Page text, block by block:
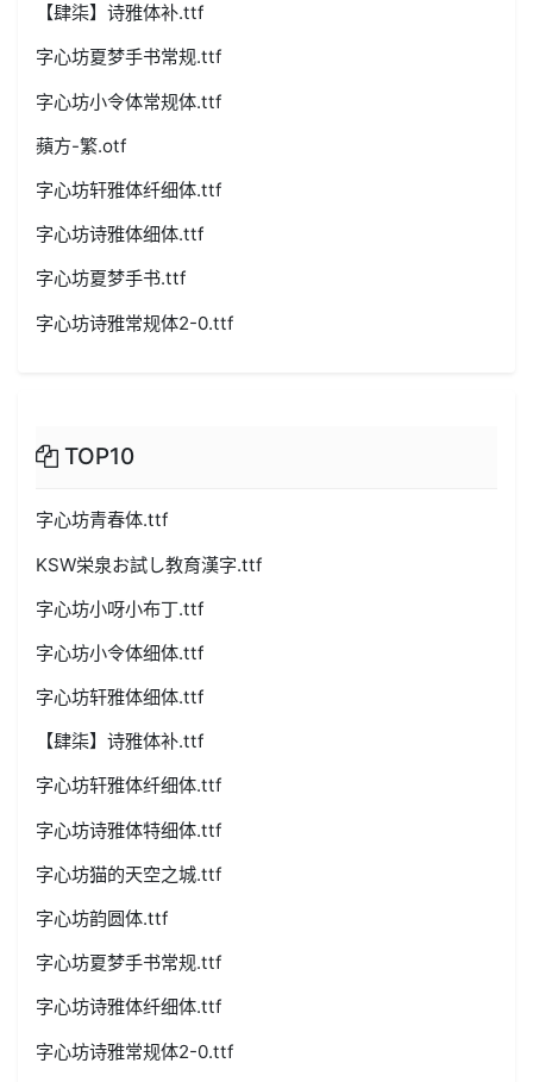
【肆柒】诗雅体补.ttf
字心坊夏梦手书常规.ttf
字心坊小令体常规体.ttf
蘋方-繁.otf
字心坊轩雅体纤细体.ttf
字心坊诗雅体细体.ttf
字心坊夏梦手书.ttf
字心坊诗雅常规体2-0.ttf
TOP10
字心坊青春体.ttf
KSW栄泉お試し教育漢字.ttf
字心坊小呀小布丁.ttf
字心坊小令体细体.ttf
字心坊轩雅体细体.ttf
【肆柒】诗雅体补.ttf
字心坊轩雅体纤细体.ttf
字心坊诗雅体特细体.ttf
字心坊猫的天空之城.ttf
字心坊韵圆体.ttf
字心坊夏梦手书常规.ttf
字心坊诗雅体纤细体.ttf
字心坊诗雅常规体2-0.ttf